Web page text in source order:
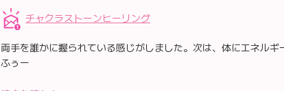
チャクラストーンヒーリング
両手を誰かに握られている感じがしました。次は、体にエネルギ
ふぅー